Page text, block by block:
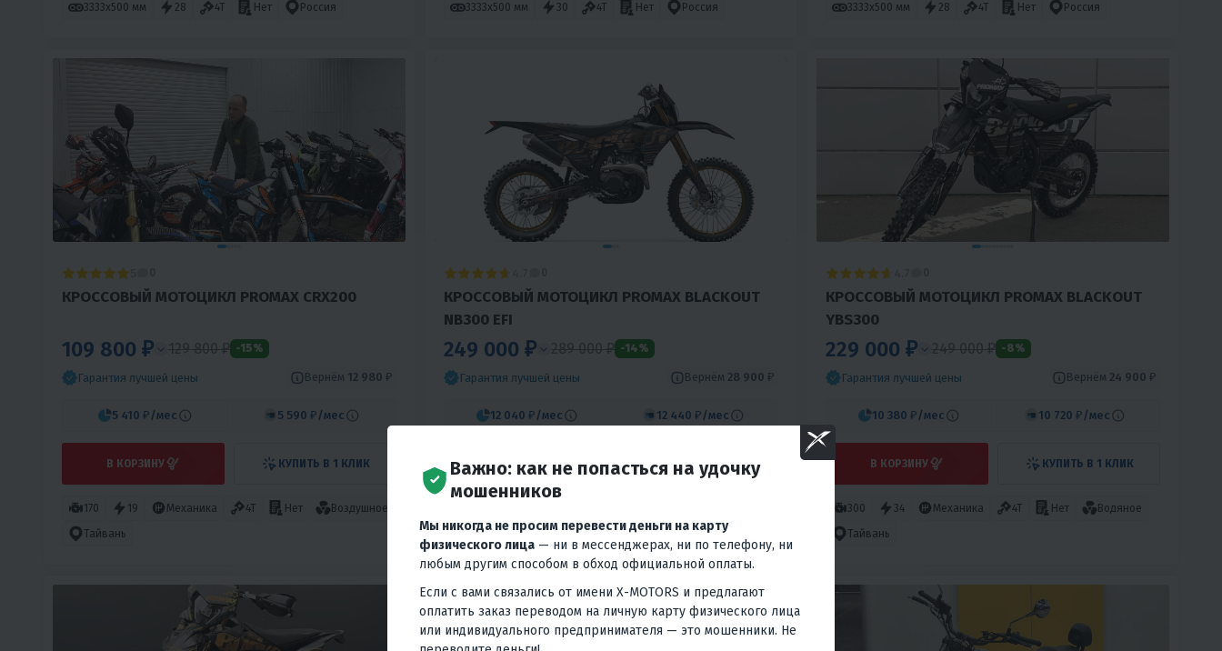
3333х500 мм 28 4T Нет Россия 3333х500 мм 30 4T Нет Россия 3333х500 мм 28 4T Нет Россия
КРОССОВЫЙ МОТОЦИКЛ PROMAX СRX200
109 800 ₽ 129 800 ₽ -15%
Гарантия лучшей цены Вернём 12 980 ₽
5 410 ₽ /мес 5 590 ₽ /мес
В КОРЗИНУ КУПИТЬ В 1 КЛИК
170 19 Механика 4T Нет
Воздушное
Тайвань
КРОССОВЫЙ МОТОЦИКЛ PROMAX BLACKOUT
NB300 EFI
249 000 ₽ 289 000 ₽ -14%
Гарантия лучшей цены Вернём 28 900 ₽
12 040 ₽ /мес 12 440 ₽ /мес
В КОРЗИНУ КУПИТЬ В 1 КЛИК
Тайвань
КРОССОВЫЙ МОТОЦИКЛ PROMAX BLACKOUT
YBS300
229 000 ₽ 249 000 ₽ -8%
Гарантия лучшей цены Вернём 24 900 ₽
10 380 ₽ /мес 10 720 ₽ /мес
В КОРЗИНУ КУПИТЬ В 1 КЛИК
300 34 Механика 4T Нет
Водяное
Тайвань
Важно: как не попасться на удочку
мошенников
Мы никогда не просим перевести деньги на карту
физического лица — ни в мессенджерах, ни по телефону, ни
любым другим способом в обход официальной оплаты.
Если с вами связались от имени X-MOTORS и предлагают
оплатить заказ переводом на личную карту физического лица
или индивидуального предпринимателя — это мошенники. Не